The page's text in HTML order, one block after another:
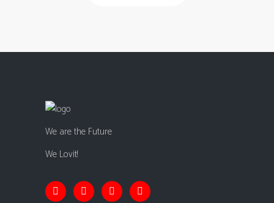
We are the Future
We Lovit!